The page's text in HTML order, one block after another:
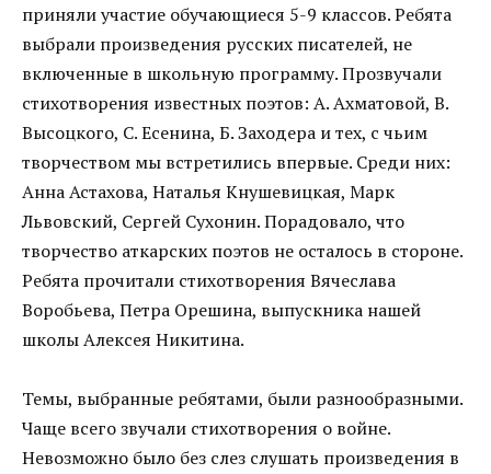
приняли участие обучающиеся 5-9 классов. Ребята
выбрали произведения русских писателей, не
включенные в школьную программу. Прозвучали
стихотворения известных поэтов: А. Ахматовой, В.
Высоцкого, С. Есенина, Б. Заходера и тех, с чьим
творчеством мы встретились впервые. Среди них:
Анна Астахова, Наталья Кнушевицкая, Марк
Львовский, Сергей Сухонин. Порадовало, что
творчество аткарских поэтов не осталось в стороне.
Ребята прочитали стихотворения Вячеслава
Воробьева, Петра Орешина, выпускника нашей
школы Алексея Никитина.
Темы, выбранные ребятами, были разнообразными.
Чаще всего звучали стихотворения о войне.
Невозможно было без слез слушать произведения в